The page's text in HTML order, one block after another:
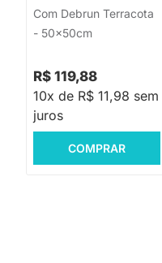
Com Debrun Terracota
- 50x50cm
R$ 119,88
10x de R$ 11,98 sem
juros
COMPRAR